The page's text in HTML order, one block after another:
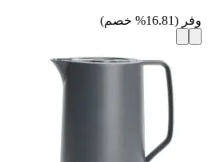
وفر (
16.81
% خصم)